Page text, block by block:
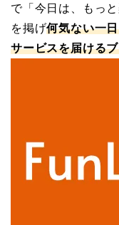
で「今日は、もっ
を掲げ何気ない一
サービスを届ける